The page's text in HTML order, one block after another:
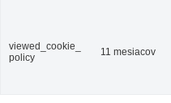
viewed_cookie_
policy
11 mesiacov